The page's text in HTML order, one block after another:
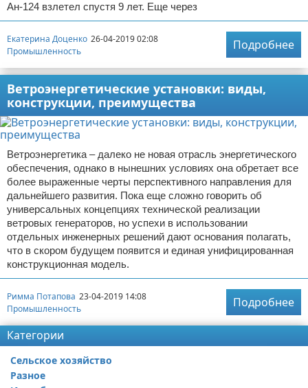
Ан-124 взлетел спустя 9 лет. Еще через
Екатерина Доценко 26-04-2019 02:08
Промышленность
Подробнее
Ветроэнергетические установки: виды,
конструкции, преимущества
Ветроэнергетика – далеко не новая отрасль энергетического
обеспечения, однако в нынешних условиях она обретает все
более выраженные черты перспективного направления для
дальнейшего развития. Пока еще сложно говорить об
универсальных концепциях технической реализации
ветровых генераторов, но успехи в использовании
отдельных инженерных решений дают основания полагать,
что в скором будущем появится и единая унифицированная
конструкционная модель.
Римма Потапова 23-04-2019 14:08
Промышленность
Подробнее
Категории
Сельское хозяйство
Разное